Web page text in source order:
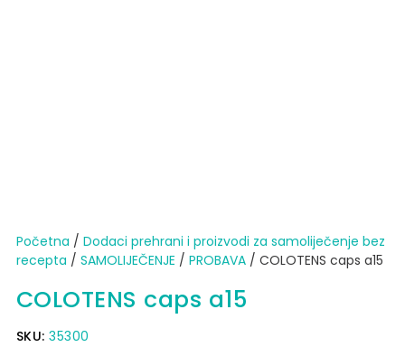
Početna / Dodaci prehrani i proizvodi za samoliječenje bez
recepta / SAMOLIJEČENJE / PROBAVA/ COLOTENS caps a15
COLOTENS caps a15
SKU:35300